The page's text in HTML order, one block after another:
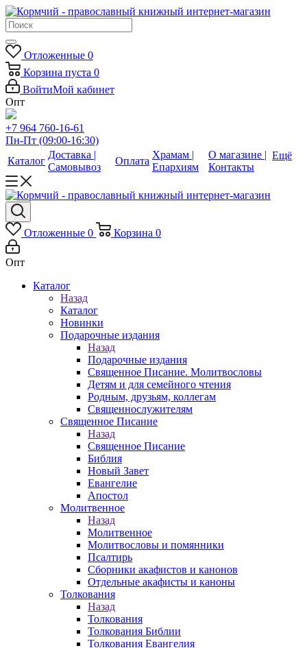
Отложенные 0
Корзина пуста 0
ВойтиМой кабинет
Опт
+7 964 760-16-61
Пн-Пт (09:00-16:30)
Каталог
Доставка |
Самовывоз
Оплата
Храмам |
Епархиям
О магазине |
Контакты
Ещё
Отложенные 0 Корзина 0
Опт
Каталог
Назад
Каталог
Новинки
Подарочные издания
Назад
Подарочные издания
Священное Писание. Молитвословы
Детям и для семейного чтения
Родным, друзьям, коллегам
Священнослужителям
Священное Писание
Назад
Священное Писание
Библия
Новый Завет
Евангелие
Апостол
Молитвенное
Назад
Молитвенное
Молитвословы и помянники
Псалтирь
Сборники акафистов и канонов
Отдельные акафисты и каноны
Толкования
Назад
Толкования
Толкования Библии
Толкования Евангелия